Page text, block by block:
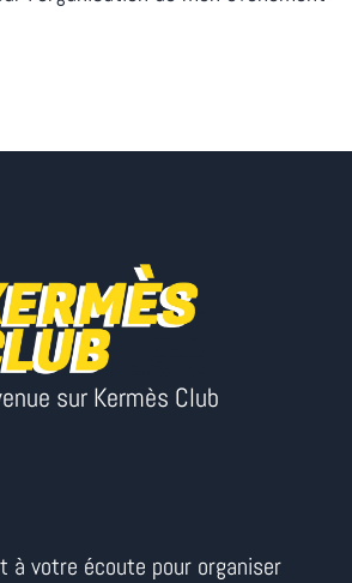
sur Kermès Club
à votre écoute pour organiser